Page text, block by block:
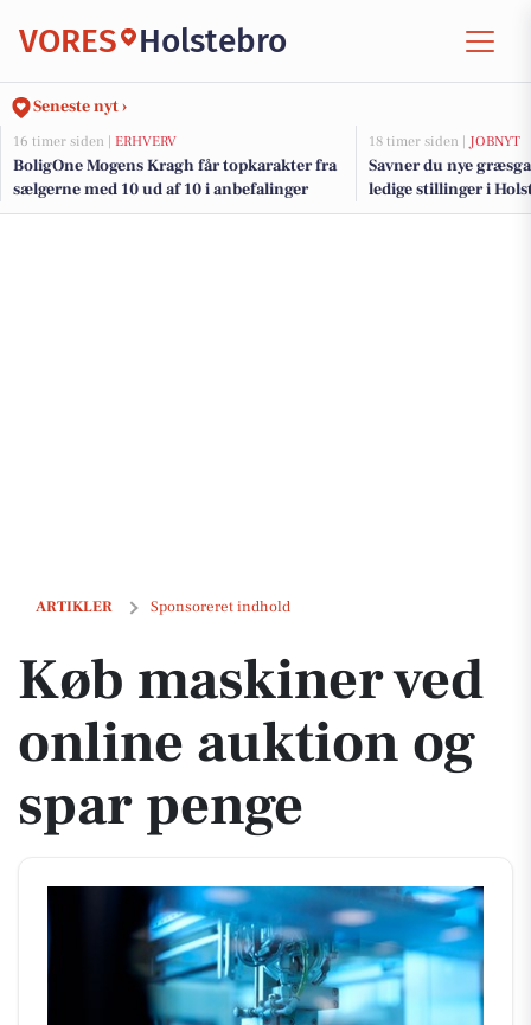
VORES Holstebro
Seneste nyt ›
16 timer siden | ERHVERV
BoligOne Mogens Kragh får topkarakter fra
sælgerne med 10 ud af 10 i anbefalinger
18 timer siden | JOBNYT
Savner du nye
ledige stillinger i
ARTIKLER Sponsoreret indhold
Køb maskiner ved online auktion og spar penge
Køb maskiner ved
online auktion og
spar penge